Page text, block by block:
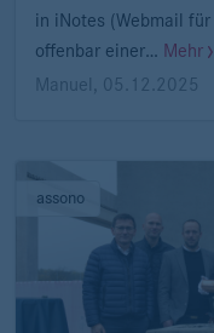
in iNotes (Webmail
offenbar einer… Mehr
Manuel , 05.12.2025
assono